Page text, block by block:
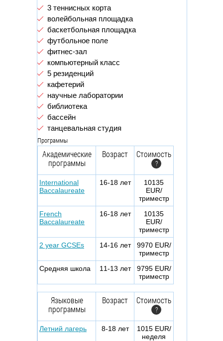
3 теннисных корта
волейбольная площадка
баскетбольная площадка
футбольное поле
фитнес-зал
компьютерный класс
5 резиденций
кафетерий
научные лаборатории
библиотека
бассейн
танцевальная студия
Программы
Академические
программы
Возраст Стоимость
?
International
Baccalaureate
16-18 лет
10135
EUR/
триместр
French
Baccalaureate
16-18 лет
10135
EUR/
триместр
2 year GCSEs
14-16 лет
9970 EUR/
триместр
Средняя школа
11-13 лет
9795 EUR/
триместр
Языковые
программы
Возраст Стоимость
?
Летний лагерь 8-18 лет
1015 EUR/
неделя